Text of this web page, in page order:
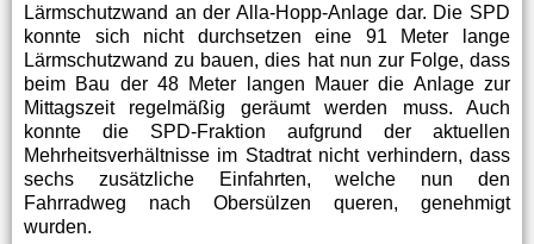
Lärmschutzwand an der Alla-Hopp-Anlage dar. Die SPD
konnte sich nicht durchsetzen eine 91 Meter lange
Lärmschutzwand zu bauen, dies hat nun zur Folge, dass
beim Bau der 48 Meter langen Mauer die Anlage zur
Mittagszeit regelmäßig geräumt werden muss. Auch
konnte die SPD-Fraktion aufgrund der aktuellen
Mehrheitsverhältnisse im Stadtrat nicht verhindern, dass
sechs zusätzliche Einfahrten, welche nun den
Fahrradweg nach Obersülzen queren, genehmigt
wurden.